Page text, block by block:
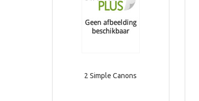
2 Simple Canons